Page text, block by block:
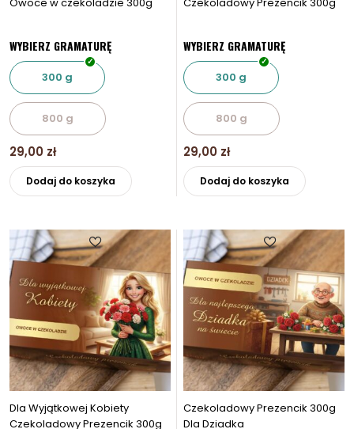
WYBIERZ GRAMATURĘ
300 g
800 g
29,00 zł
Dodaj do koszyka
wiele
wariantów.
Opcje
można
wybrać
na
stronie
produktu
WYBIERZ GRAMATURĘ
300 g
800 g
29,00 zł
Dodaj do koszyka
wiele
Opcje
można
wybrać
na
stronie
Dla Wyjątkowej Kobiety
Czekoladowy Prezencik 300g
Czekoladowy Prezencik 300g
Dla Dziadka